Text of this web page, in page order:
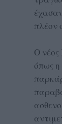
πλέον
Ο νέος
όπως